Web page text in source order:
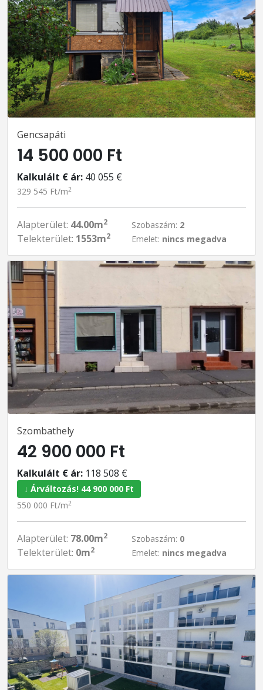
Gencsapáti
14 500 000 Ft
Kalkulált € ár: 40 055 €
329 545 Ft/m2
Alapterület: 44.00m2
Telekterület: 1553m2
Szobaszám: 2
Emelet: nincs megadva
Szombathely
42 900 000 Ft
Kalkulált € ár: 118 508 €
↓ Árváltozás! 44 900 000 Ft
550 000 Ft/m2
Alapterület: 78.00m2
Telekterület: 0m2
Szobaszám: 0
Emelet: nincs megadva